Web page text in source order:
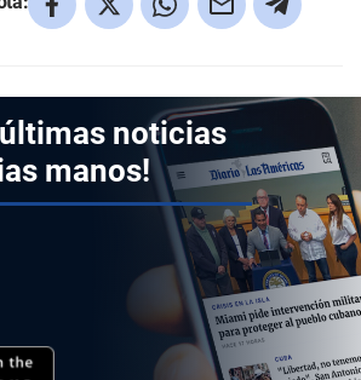
últimas noticias
manos!